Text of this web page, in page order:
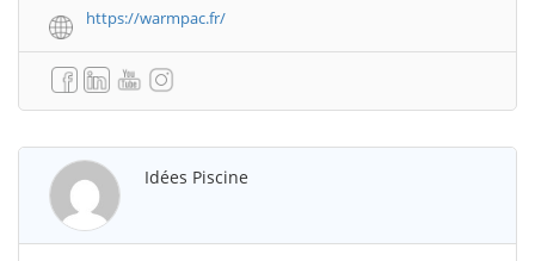
https://warmpac.fr/
Idées Piscine